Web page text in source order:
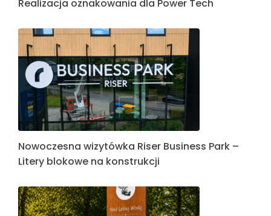
Realizacja oznakowania dla Power Tech
Nowoczesna wizytówka Riser Business Park –
Litery blokowe na konstrukcji